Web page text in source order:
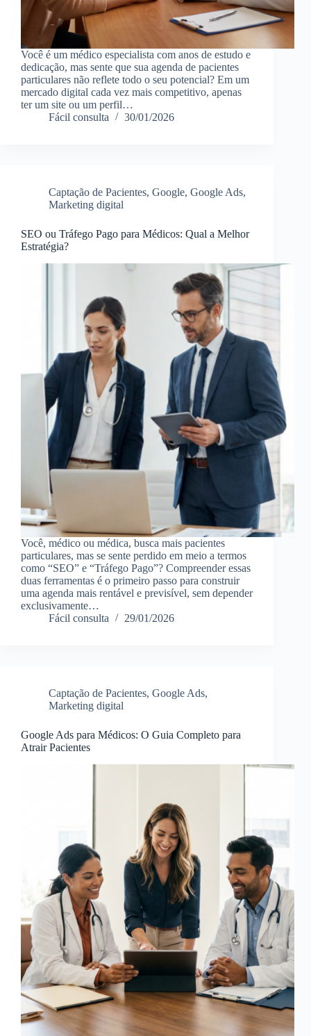
Você é um médico especialista com anos de estudo e
dedicação, mas sente que sua agenda de pacientes
particulares não reflete todo o seu potencial? Em um
mercado digital cada vez mais competitivo, apenas
ter um site ou um perfil…
Fácil consulta
30/01/2026
Captação de Pacientes, Google, Google Ads,
Marketing digital
SEO ou Tráfego Pago para Médicos: Qual a Melhor
Estratégia?
Você, médico ou médica, busca mais pacientes
particulares, mas se sente perdido em meio a termos
como “SEO” e “Tráfego Pago”? Compreender essas
duas ferramentas é o primeiro passo para construir
uma agenda mais rentável e previsível, sem depender
exclusivamente…
Fácil consulta
29/01/2026
Captação de Pacientes, Google Ads,
Marketing digital
Google Ads para Médicos: O Guia Completo para
Atrair Pacientes